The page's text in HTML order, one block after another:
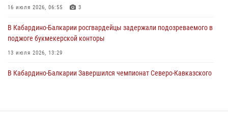
Кавказском федеральном округе Виталием Кузнецовым
16 июля 2026, 06:55 3
В Кабардино-Балкарии росгвардейцы задержали подозреваемого в
поджоге букмекерской конторы
13 июля 2026, 13:29
В Кабардино-Балкарии Завершился чемпионат Северо-Кавказского